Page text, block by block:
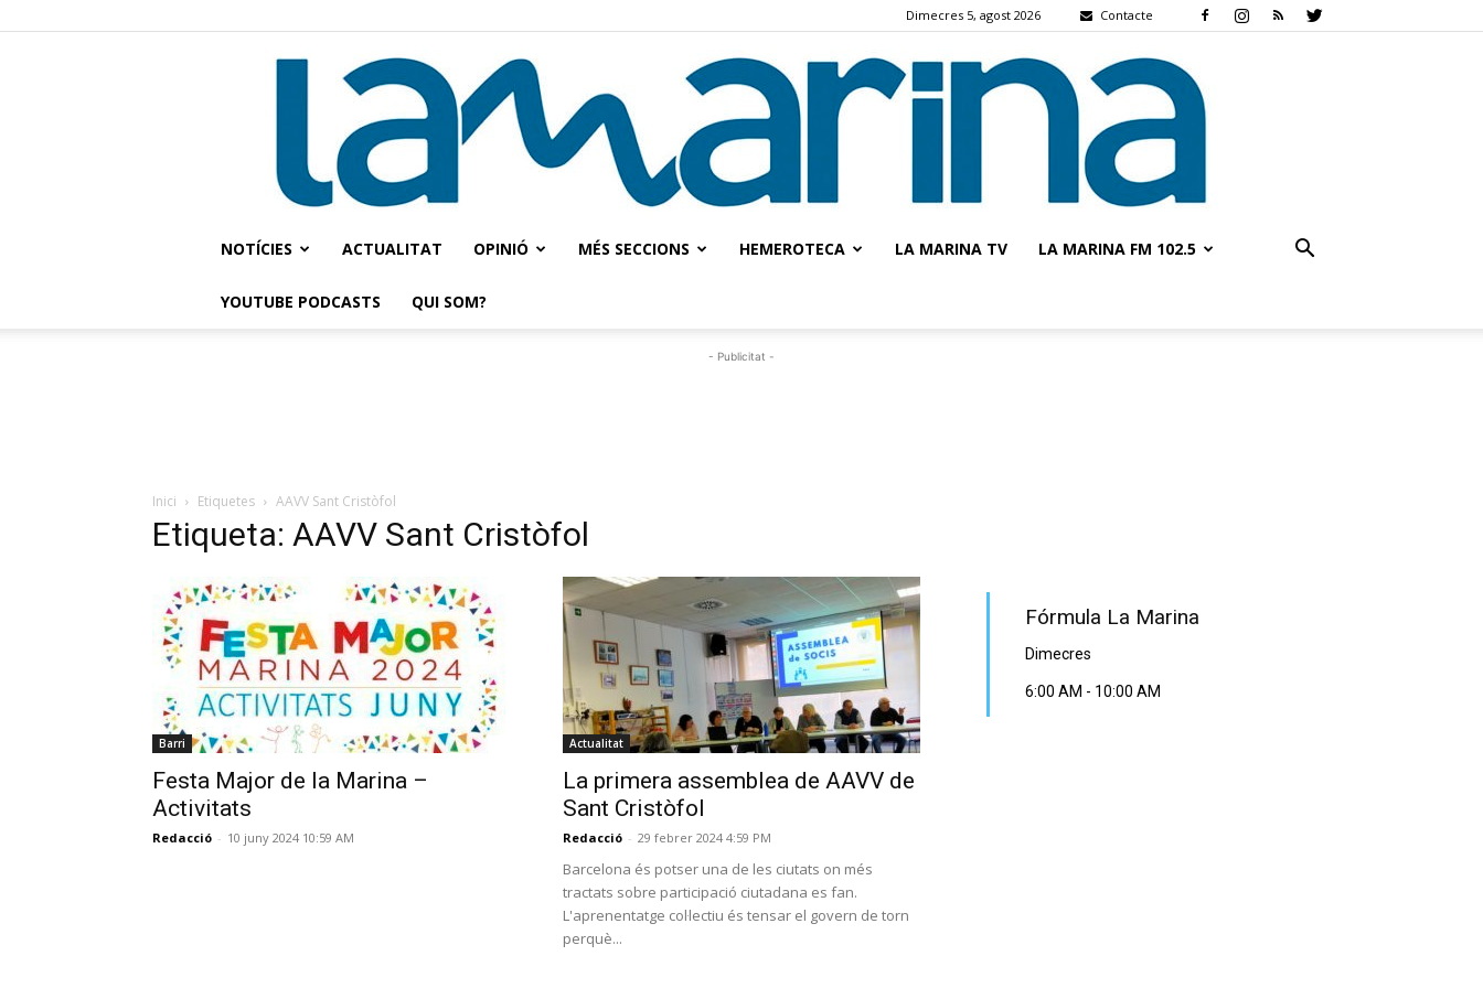
Dimecres 5, agost 2026 Contacte
NOTÍCIES ACTUALITAT OPINIÓ MÉS SECCIONS HEMEROTECA LA MARINA TV LA MARINA FM 102.5
YOUTUBE PODCASTS QUI SOM?
- Publicitat -
Inici Etiquetes AAVV Sant Cristòfol
Etiqueta: AAVV Sant Cristòfol
Barri
Festa Major de la Marina –
Activitats
Redacció - 10 juny 2024 10:59 AM
Actualitat
La primera assemblea de AAVV de
Sant Cristòfol
Redacció - 29 febrer 2024 4:59 PM
Barcelona és potser una de les ciutats on més
tractats sobre participació ciutadana es fan.
L'aprenentatge col·lectiu és tensar el govern de torn
perquè...
Fórmula La Marina
Dimecres
6:00 AM - 10:00 AM